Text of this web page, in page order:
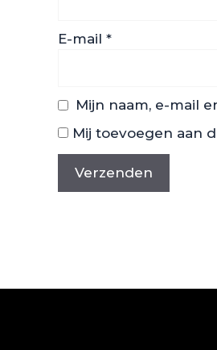
E-mail *
Mijn naam, e-mail
Mij toevoegen aan